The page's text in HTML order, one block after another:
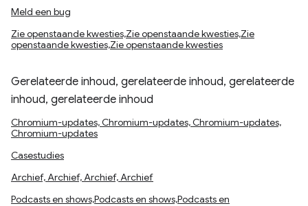
Meld een bug
Zie openstaande kwesties,Zie openstaande kwesties,Zie
openstaande kwesties,Zie openstaande kwesties
Gerelateerde inhoud, gerelateerde inhoud, gerelateerde
inhoud, gerelateerde inhoud
Chromium-updates, Chromium-updates, Chromium-updates,
Chromium-updates
Casestudies
Archief, Archief, Archief, Archief
Podcasts en shows,Podcasts en shows,Podcasts en